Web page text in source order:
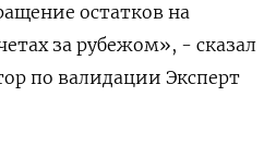
остатков на
за рубежом», - сказал
по валидации Эксперт